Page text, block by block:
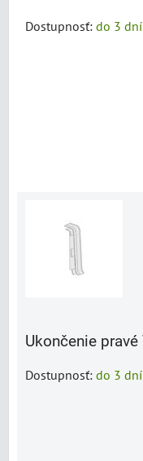
Dostupnosť: do 3 dní
Ukončenie
Dostupnosť: do 3 dní